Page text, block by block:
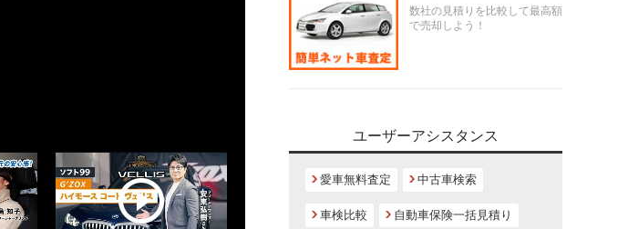
数社の見積りを比較して最高額
で売却しよう！
ユーザーアシスタンス
愛車無料査定 中古車検索
車検比較 自動車保険一括見積り